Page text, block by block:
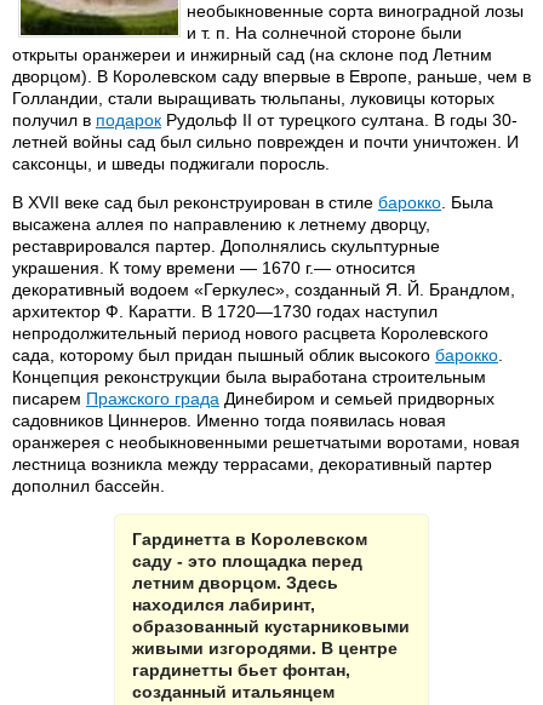
необыкновенные сорта виноградной лозы
и т. п. На солнечной стороне были
открыты оранжереи и инжирный сад (на склоне под Летним
дворцом). В Королевском саду впервые в Европе, раньше, чем в
Голландии, стали выращивать тюльпаны, луковицы которых
получил в подарок Рудольф II от турецкого султана. В годы 30-
летней войны сад был сильно поврежден и почти уничтожен. И
саксонцы, и шведы поджигали поросль.
В XVII веке сад был реконструирован в стиле барокко . Была
высажена аллея по направлению к летнему дворцу,
реставрировался партер. Дополнялись скульптурные
украшения. К тому времени — 1670 г.— относится
декоративный водоем «Геркулес», созданный Я. Й. Брандлом,
архитектор Ф. Каратти. В 1720—1730 годах наступил
непродолжительный период нового расцвета Королевского
сада, которому был придан пышный облик высокого барокко
Концепция реконструкции была выработана строительным
писарем Пражского града Динебиром и семьей придворных
садовников Циннеров. Именно тогда появилась новая
оранжерея с необыкновенными решетчатыми воротами, новая
лестница возникла между террасами, декоративный партер
дополнил бассейн.
Гардинетта в Королевском
саду - это площадка перед
летним дворцом. Здесь
находился лабиринт,
образованный кустарниковыми
живыми изгородями. В центре
гардинетты бьет фонтан,
созданный итальянцем